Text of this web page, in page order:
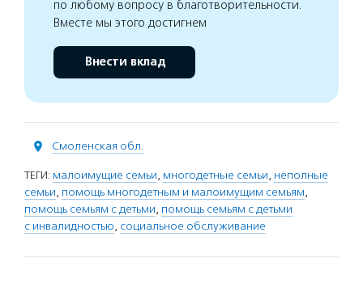
по любому вопросу в благотворительности.
Вместе мы этого достигнем
Внести вклад
Смоленская обл.
ТЕГИ: малоимущие семьи, многодетные семьи, неполные
семьи, помощь многодетным и малоимущим семьям,
помощь семьям с детьми, помощь семьям с детьми
с инвалидностью, социальное обслуживание